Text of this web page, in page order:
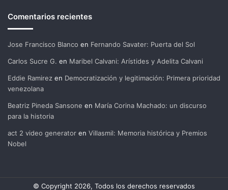
Comentarios recientes
Jose Francisco Blanco en Fernando Savater: Puerta del Sol
Carlos Sucre G. en Maribel Calvani: Arístides y Adelita Calvani
Eddie Ramirez en Democratización y legitimación: Primera prioridad
venezolana
Beatriz Pineda Sansone en María Corina Machado: un discurso
para la historia
act 2 video generator en Villasmil: Memoria histórica y Premios
Nobel
© Copyright 2026, Todos los derechos reservados